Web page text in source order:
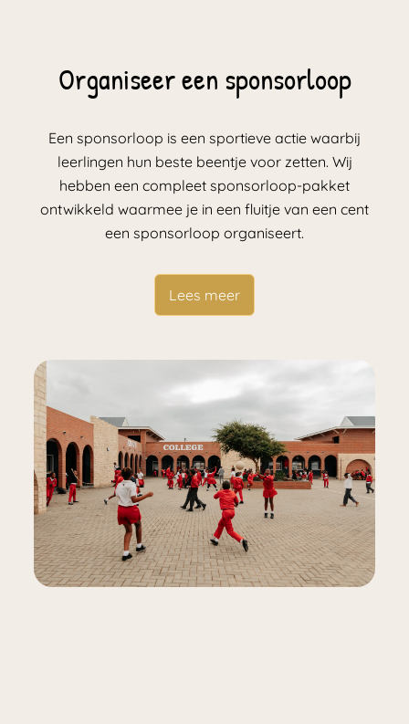
Organiseer een sponsorloop
Een sponsorloop is een sportieve actie waarbij
leerlingen hun beste beentje voor zetten. Wij
hebben een compleet sponsorloop-pakket
ontwikkeld waarmee je in een fluitje van een cent
een sponsorloop organiseert.
Lees meer